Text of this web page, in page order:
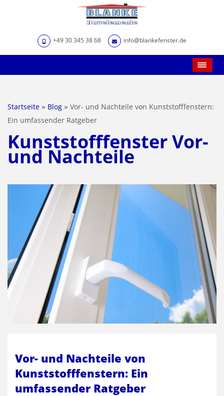
+49 30 345 38 68 info@blankefenster.de
Startseite » Blog » Vor- und Nachteile von Kunststofffenstern:
Ein umfassender Ratgeber
Kunststofffenster Vor-
und Nachteile
Vor- und Nachteile von
Kunststofffenstern: Ein
umfassender Ratgeber